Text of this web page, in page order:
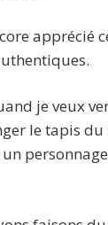
apprécié
je veux
le tapis